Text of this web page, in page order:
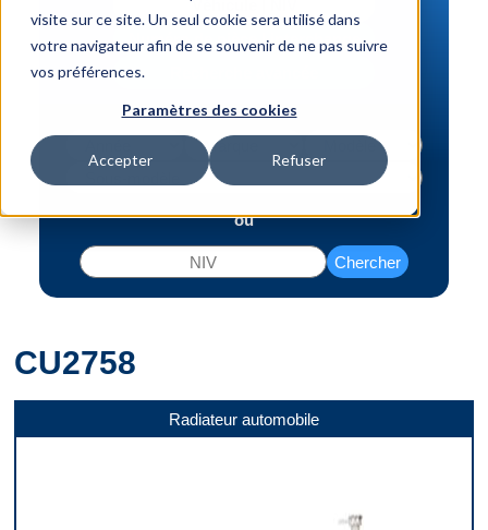
visite sur ce site. Un seul cookie sera utilisé dans
votre navigateur afin de se souvenir de ne pas suivre
vos préférences.
Paramètres des cookies
Accepter Refuser
Véhicule | NIV
Numéro de pièce | interchange
ou
Chercher
CU2758
Radiateur automobile